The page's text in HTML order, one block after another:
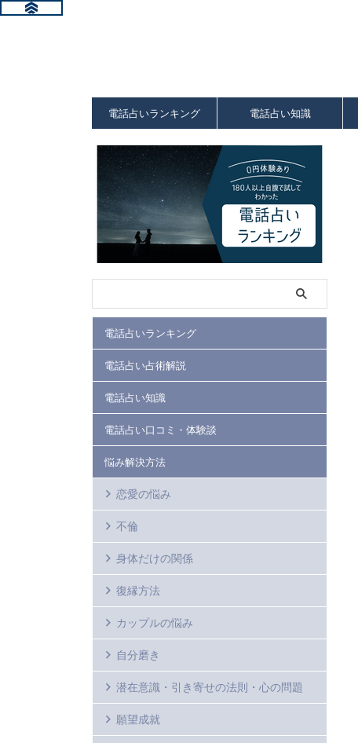
電話占いランキング 電話占い知識
電話占いランキング
電話占い占術解説
電話占い知識
電話占い口コミ・体験談
悩み解決方法
恋愛の悩み
不倫
身体だけの関係
復縁方法
カップルの悩み
自分磨き
潜在意識・引き寄せの法則・心の問題
願望成就